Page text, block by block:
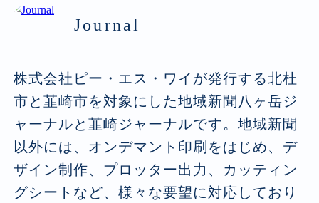
Journal
株式会社ピー・エス・ワイが発行する北杜
市と韮崎市を対象にした地域新聞八ヶ岳ジ
ャーナルと韮崎ジャーナルです。地域新聞
以外には、オンデマント印刷をはじめ、デ
ザイン制作、プロッター出力、カッティン
グシートなど、様々な要望に対応しており